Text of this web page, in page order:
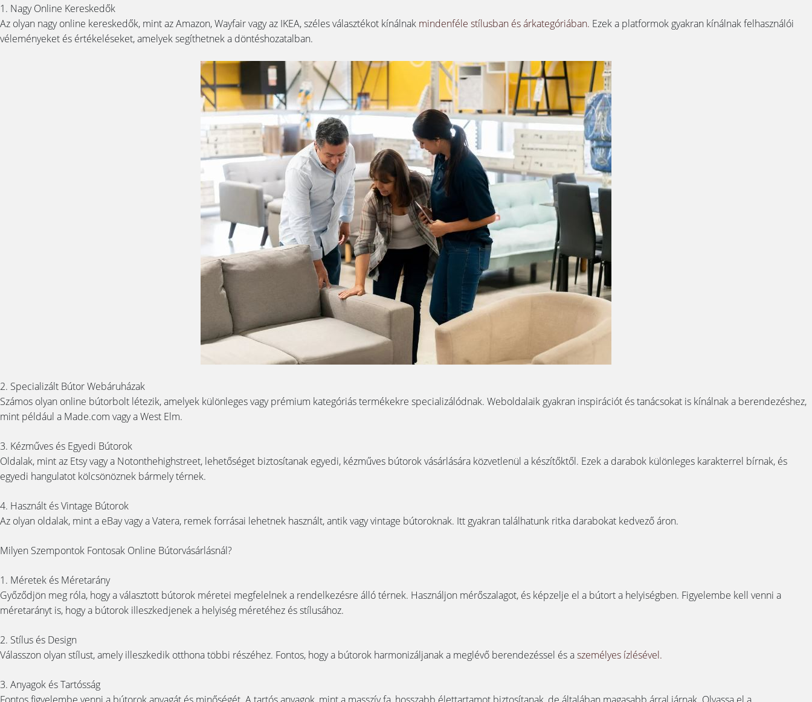
1. Nagy Online Kereskedők
Az olyan nagy online kereskedők, mint az Amazon, Wayfair vagy az IKEA, széles választékot kínálnak mindenféle stílusban és árkategóriában. Ezek a platformok gyakran kínálnak felhasználói
véleményeket és értékeléseket, amelyek segíthetnek a döntéshozatalban.
2. Specializált Bútor Webáruházak
Számos olyan online bútorbolt létezik, amelyek különleges vagy prémium kategóriás termékekre specializálódnak. Weboldalaik gyakran inspirációt és tanácsokat is kínálnak a berendezéshez,
mint például a Made.com vagy a West Elm.
3. Kézműves és Egyedi Bútorok
Oldalak, mint az Etsy vagy a Notonthehighstreet, lehetőséget biztosítanak egyedi, kézműves bútorok vásárlására közvetlenül a készítőktől. Ezek a darabok különleges karakterrel bírnak, és
egyedi hangulatot kölcsönöznek bármely térnek.
4. Használt és Vintage Bútorok
Az olyan oldalak, mint a eBay vagy a Vatera, remek forrásai lehetnek használt, antik vagy vintage bútoroknak. Itt gyakran találhatunk ritka darabokat kedvező áron.
Milyen Szempontok Fontosak Online Bútorvásárlásnál?
1. Méretek és Méretarány
Győződjön meg róla, hogy a választott bútorok méretei megfelelnek a rendelkezésre álló térnek. Használjon mérőszalagot, és képzelje el a bútort a helyiségben. Figyelembe kell venni a
méretarányt is, hogy a bútorok illeszkedjenek a helyiség méretéhez és stílusához.
2. Stílus és Design
Válasszon olyan stílust, amely illeszkedik otthona többi részéhez. Fontos, hogy a bútorok harmonizáljanak a meglévő berendezéssel és aszemélyes ízlésével.
3. Anyagok és Tartósság